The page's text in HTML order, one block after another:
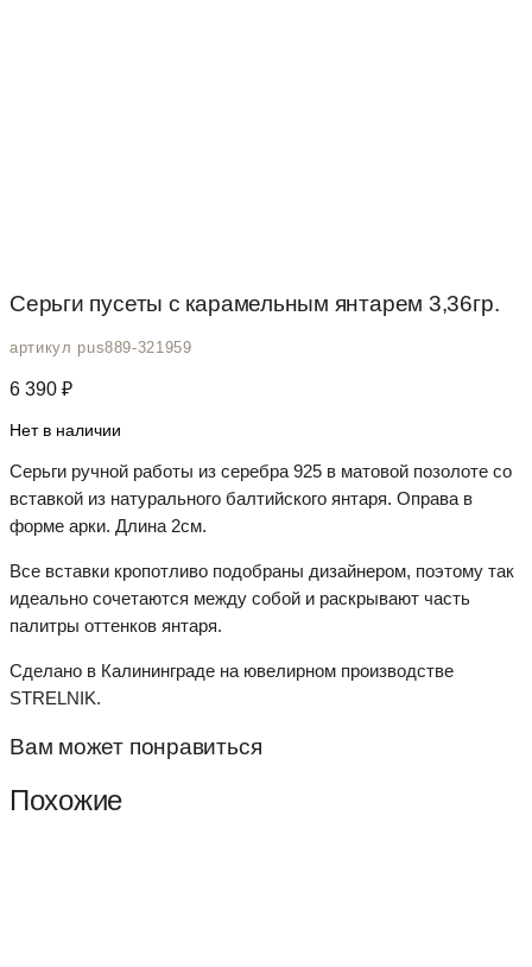
Серьги пусеты c карамельным янтарем 3,36гр.
артикул pus889-321959
6 390 ₽
Нет в наличии
Серьги ручной работы из серебра 925 в матовой позолоте со
вставкой из натурального балтийского янтаря. Оправа в
форме арки. Длина 2см.
Все вставки кропотливо подобраны дизайнером, поэтому так
идеально сочетаются между собой и раскрывают часть
палитры оттенков янтаря.
Сделано в Калининграде на ювелирном производстве
STRELNIK.
Вам может понравиться
Похожие